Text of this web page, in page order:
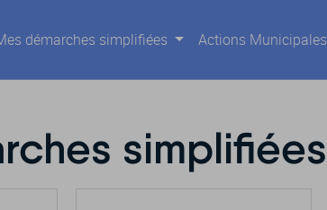
démarches simplifiées Actions Municipales
simplifiées